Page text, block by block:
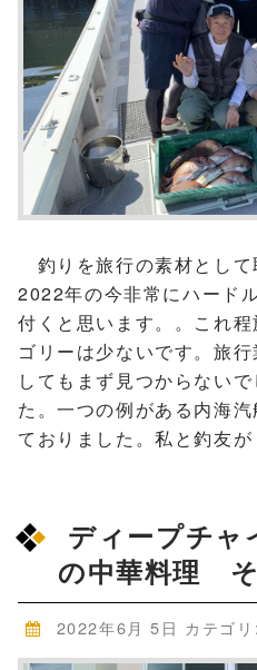
釣りを旅行の素材とし
2022年の今非常にハード
付くと思います。。これ
ゴリーは少ないです。旅
してもまず見つからない
た。一つの例がある内海
ておりました。私と釣友が
ディープチ
の中華料理
2022年6月 5日 カテゴリ: